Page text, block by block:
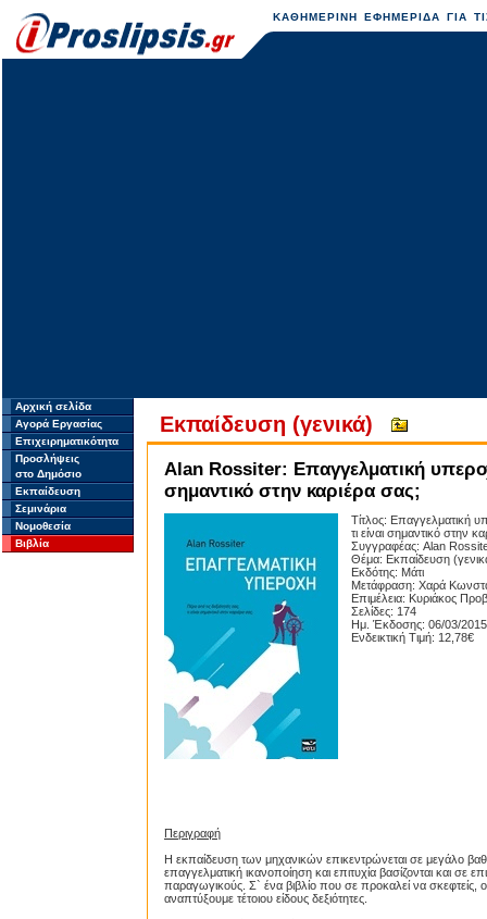
ΚΑΘΗΜΕΡΙΝΗ ΕΦΗΜΕΡΙΔΑ ΓΙΑ
Αρχική σελίδα
Αγορά Εργασίας
Επιχειρηματικότητα
Προσλήψεις
στο Δημόσιο
Εκπαίδευση
Σεμινάρια
Νομοθεσία
Βιβλία
Εκπαίδευση (γενικά)
Alan Rossiter: Επαγγελματική
σημαντικό στην καριέρα σας;
Τίτλος: Επαγγελματική
τι είναι σημαντικό στην
Συγγραφέας: Alan
Θέμα: Εκπαίδευση
Εκδότης: Μάτι
Μετάφραση: Χαρά
Επιμέλεια: Κυριάκος
Σελίδες: 174
Ημ. Έκδοσης: 06/03/2015
Ενδεικτική Τιμή: 12,78€
Περιγραφή
Η εκπαίδευση των μηχανικών επικεντρώνεται σε μεγάλο
επαγγελματική ικανοποίηση και επιτυχία βασίζονται και σε
παραγωγικούς. Σ` ένα βιβλίο που σε προκαλεί να σκεφτείς,
αναπτύξουμε τέτοιου είδους δεξιότητες.